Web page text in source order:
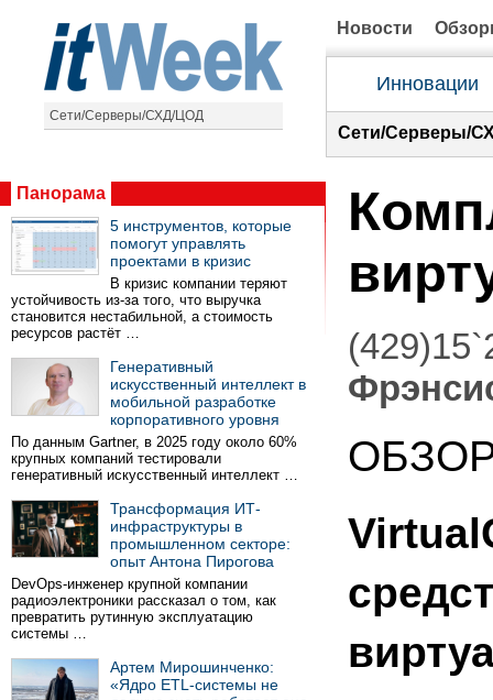
Сети/Серверы/СХД/ЦОД
Новости
Инновации
Сети/Серверы/
Панорама
5 инструментов, которые
помогут управлять
проектами в кризис
В кризис компании теряют
устойчивость из-за того, что выручка
становится нестабильной, а стоимость
ресурсов растёт …
Генеративный
искусственный интеллект в
мобильной разработке
корпоративного уровня
По данным Gartner, в 2025 году около 60%
крупных компаний тестировали
генеративный искусственный интеллект …
Трансформация ИТ-
инфраструктуры в
промышленном секторе:
опыт Антона Пирогова
DevOps-инженер крупной компании
радиоэлектроники рассказал о том, как
превратить рутинную эксплуатацию
системы …
Артем Мирошинченко:
«Ядро ETL-системы не